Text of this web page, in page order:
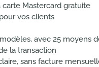
Mastercard gratuite
vos clients
avec 25 moyens
la transaction
sans facture